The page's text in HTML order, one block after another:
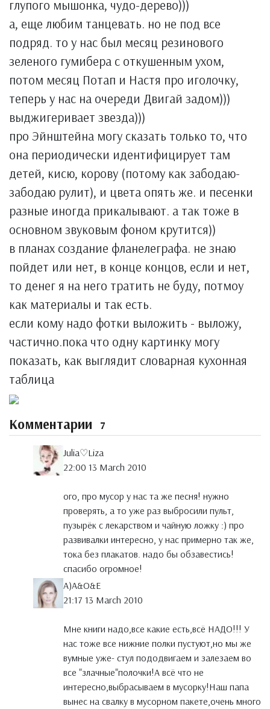
глупого мышонка, чудо-дерево)))
а, еще любим танцевать. но не под все
подряд. то у нас был месяц резинового
зеленого гумибера с откушенным ухом,
потом месяц Потап и Настя про иголочку,
теперь у нас на очереди Двигай задом)))
выджигеривает звезда)))
про Эйнштейна могу сказать только то, что
она периодически идентифицирует там
детей, кисю, корову (потому как забодаю-
забодаю рулит), и цвета опять же. и песенки
разные иногда прикалывают. а так тоже в
основном звуковым фоном крутится))
в планах создание фланелеграфа. не знаю
пойдет или нет, в конце концов, если и нет,
то денег я на него тратить не буду, потмоу
как материалы и так есть.
если кому надо фотки выложить - выложу,
частично.пока что одну картинку могу
показать, как выглядит словарная кухонная
таблица
Комментарии 7
Julia♡Liza
22:00 13 March 2010
ого, про мусор у нас та же песня! нужно
проверять, а то уже раз выбросили пульт,
пузырёк с лекарством и чайную ложку :) про
развивалки интересно, у нас примерно так же,
тока без плакатов. надо бы обзавестись!
спасибо огромное!
A)A&O&E
21:17 13 March 2010
Мне книги надо,все какие есть,всё НАДО!!! У
нас тоже все нижние полки пустуют,но мы же
вумные уже- стул пододвигаем и залезаем во
все "злачные"полочки!А всё что не
интересно,выбрасываем в мусорку!Наш папа
вынес на свалку в мусорном пакете,очень много